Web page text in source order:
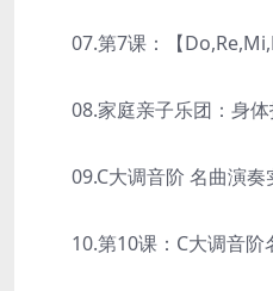
07.第7课：【
08.家庭亲子乐团：身体
09.C大调音阶 名曲演奏
10.第10课：C大调音阶